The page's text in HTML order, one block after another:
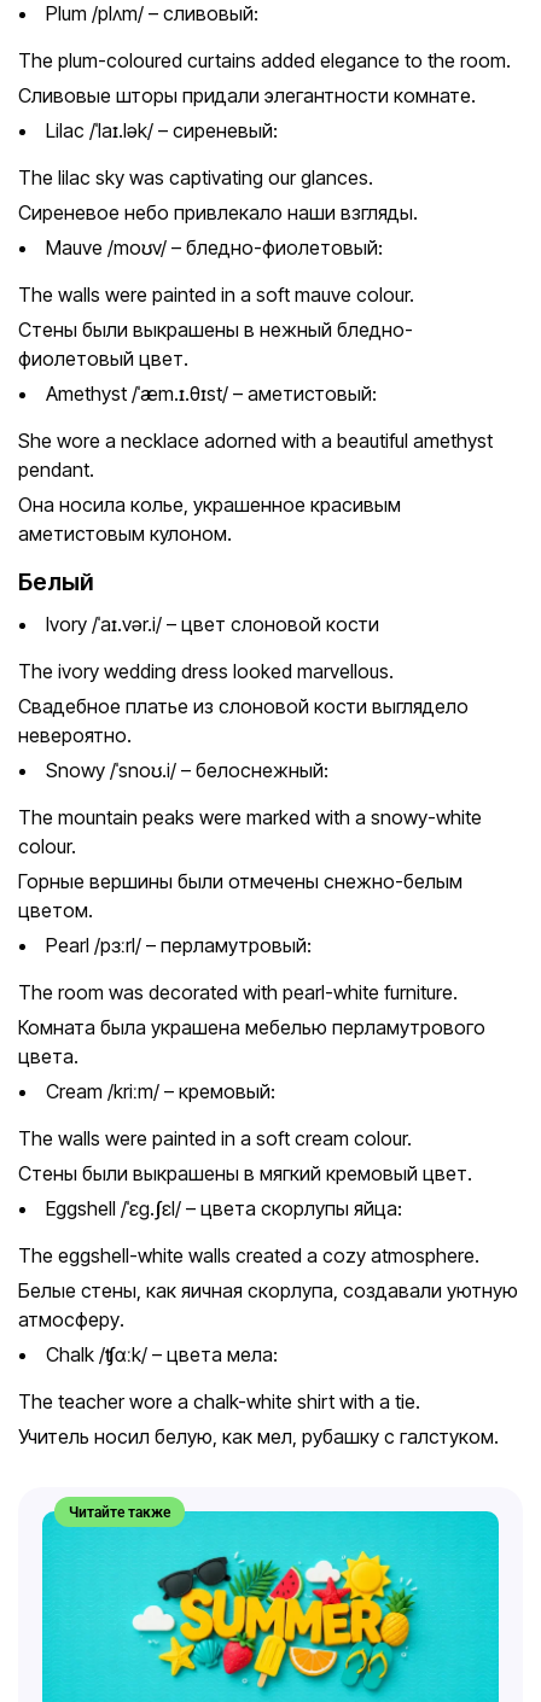
Plum /plʌm/ – сливовый:
The plum-coloured curtains added elegance to the room.
Сливовые шторы придали элегантности комнате.
Lilac /ˈlaɪ.lək/ – сиреневый:
The lilac sky was captivating our glances.
Сиреневое небо привлекало наши взгляды.
Mauve /moʊv/ – бледно-фиолетовый:
The walls were painted in a soft mauve colour.
Стены были выкрашены в нежный бледно-
фиолетовый цвет.
Amethyst /ˈæm.ɪ.θɪst/ – аметистовый:
She wore a necklace adorned with a beautiful amethyst
pendant.
Она носила колье, украшенное красивым
аметистовым кулоном.
Белый
Ivory /ˈaɪ.vər.i/ – цвет слоновой кости
The ivory wedding dress looked marvellous.
Свадебное платье из слоновой кости выглядело
невероятно.
Snowy /ˈsnoʊ.i/ – белоснежный:
The mountain peaks were marked with a snowy-white
colour.
Горные вершины были отмечены снежно-белым
цветом.
Pearl /pɜːrl/ – перламутровый:
The room was decorated with pearl-white furniture.
Комната была украшена мебелью перламутрового
цвета.
Cream /kriːm/ – кремовый:
The walls were painted in a soft cream colour.
Стены были выкрашены в мягкий кремовый цвет.
Eggshell /ˈɛɡ.ʃɛl/ – цвета скорлупы яйца:
The eggshell-white walls created a cozy atmosphere.
Белые стены, как яичная скорлупа, создавали уютную
атмосферу.
Chalk /ʧɑːk/ – цвета мела:
The teacher wore a chalk-white shirt with a tie.
Учитель носил белую, как мел, рубашку с галстуком.
Читайте также